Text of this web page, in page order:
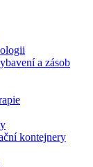
katalog B.
a zásob
kontejnery